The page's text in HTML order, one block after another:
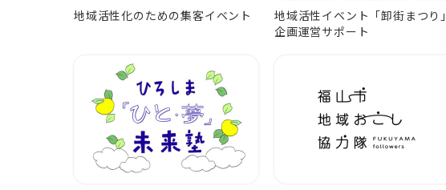
地域活性化のための集客イベント
地域活性イベント「卸街まつり」
企画運営サポート